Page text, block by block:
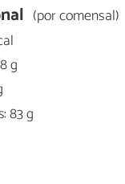
(por comensal)
g
83 g